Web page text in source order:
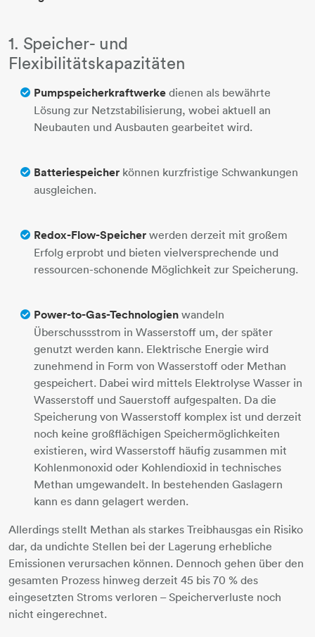
1. Speicher- und
Flexibilitätskapazitäten
Pumpspeicherkraftwerke dienen als bewährte
Lösung zur Netzstabilisierung, wobei aktuell an
Neubauten und Ausbauten gearbeitet wird.
Batteriespeicher können kurzfristige Schwankungen
ausgleichen.
Redox-Flow-Speicher werden derzeit mit großem
Erfolg erprobt und bieten vielversprechende und
ressourcen-schonende Möglichkeit zur Speicherung.
Power-to-Gas-Technologien wandeln
Überschussstrom in Wasserstoff um, der später
genutzt werden kann. Elektrische Energie wird
zunehmend in Form von Wasserstoff oder Methan
gespeichert. Dabei wird mittels Elektrolyse Wasser in
Wasserstoff und Sauerstoff aufgespalten. Da die
Speicherung von Wasserstoff komplex ist und derzeit
noch keine großflächigen Speichermöglichkeiten
existieren, wird Wasserstoff häufig zusammen mit
Kohlenmonoxid oder Kohlendioxid in technisches
Methan umgewandelt. In bestehenden Gaslagern
kann es dann gelagert werden.
Allerdings stellt Methan als starkes Treibhausgas ein Risiko
dar, da undichte Stellen bei der Lagerung erhebliche
Emissionen verursachen können. Dennoch gehen über den
gesamten Prozess hinweg derzeit 45 bis 70 % des
eingesetzten Stroms verloren – Speicherverluste noch
nicht eingerechnet.